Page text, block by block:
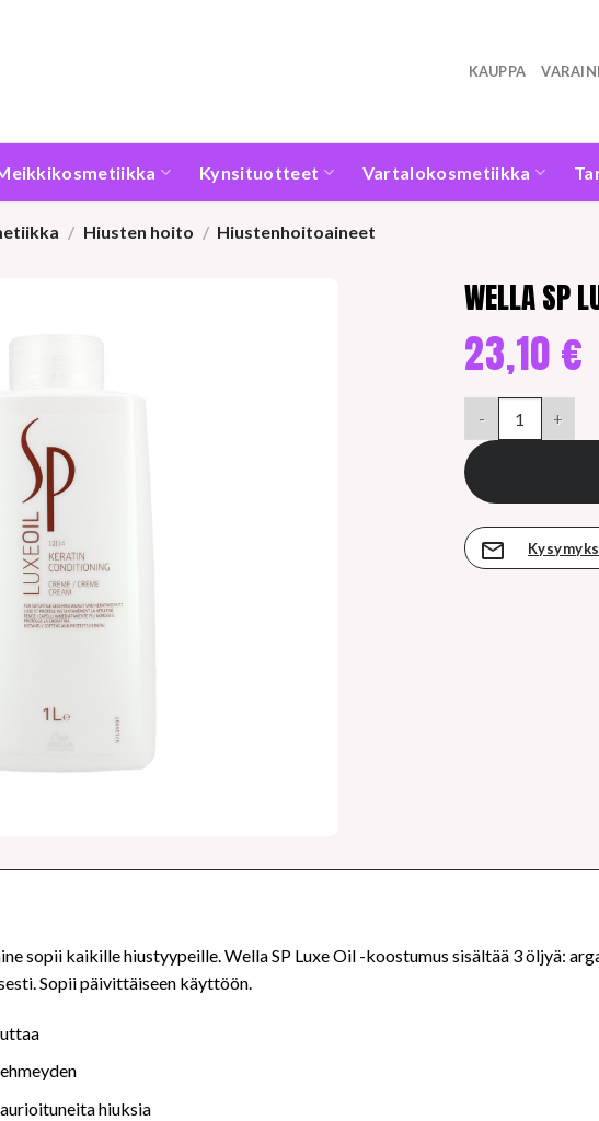
KAUPPA
Kynsituotteet Vartalokosmetiikka
/ Hiusten hoito / Hiustenhoitoaineet
WELLA
23,10 €
sopii kaikille hiustyypeille. Wella SP Luxe Oil -koostumus sisältää 3 öljyä:
Sopii päivittäiseen käyttöön.
hiuksia